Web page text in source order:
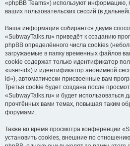
«phpBB Teams») используют информацию,
ваших пользовательских сессий (в
Ваша информация собирается двумя
«SubwayTalks.ru» приведёт к созданию
phpBB определённого числа cookies
загружаемые в папку временных файлов
cookie содержат только идентификатор
«user-id») и идентификатор анонимной
id»), автоматически присвоенные вам
Третья cookie будет создана после
«SubwayTalks.ru» и будет
прочтённых вами темах, повышая таким
форумами.
Также во время просмотра конференции
установить cookies, внешние по